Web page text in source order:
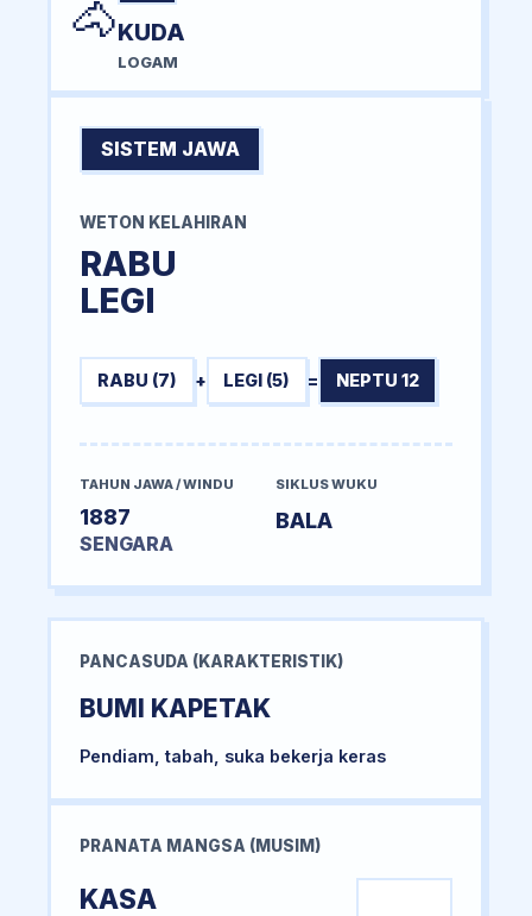
🐴KUDA
LOGAM
SISTEM JAWA
WETON KELAHIRAN
RABU
LEGI
RABU (7) + LEGI (5) = NEPTU 12
TAHUN JAWA / WINDU
1887
SENGARA
SIKLUS WUKU
BALA
PANCASUDA (KARAKTERISTIK)
BUMI KAPETAK
Pendiam, tabah, suka bekerja keras
PRANATA MANGSA (MUSIM)
KASA